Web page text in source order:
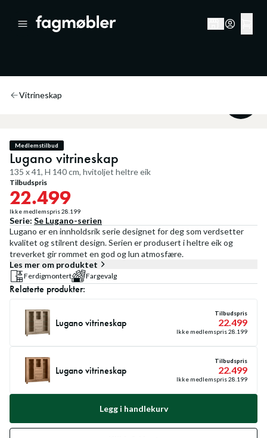
Vitrineskap
Medlemstilbud
Lugano vitrineskap
135 x 41, H 140 cm, hvitoljet heltre eik
Tilbudspris
22.499
Ikke medlemspris28.199
Serie: Se Lugano-serien
Lugano er en innholdsrik serie designet for deg som verdsetter
kvalitet og stilrent design. Serien er produsert i heltre eik og
treverket gir rommet en god og lun atmosfære.
Les mer om produktet
Ferdigmontert Fargevalg
Relaterte produkter:
Lugano vitrineskap
Tilbudspris
22.499
Ikke medlemspris28.199
Lugano vitrineskap
Tilbudspris
22.499
Ikke medlemspris28.199
Legg i handlekurv